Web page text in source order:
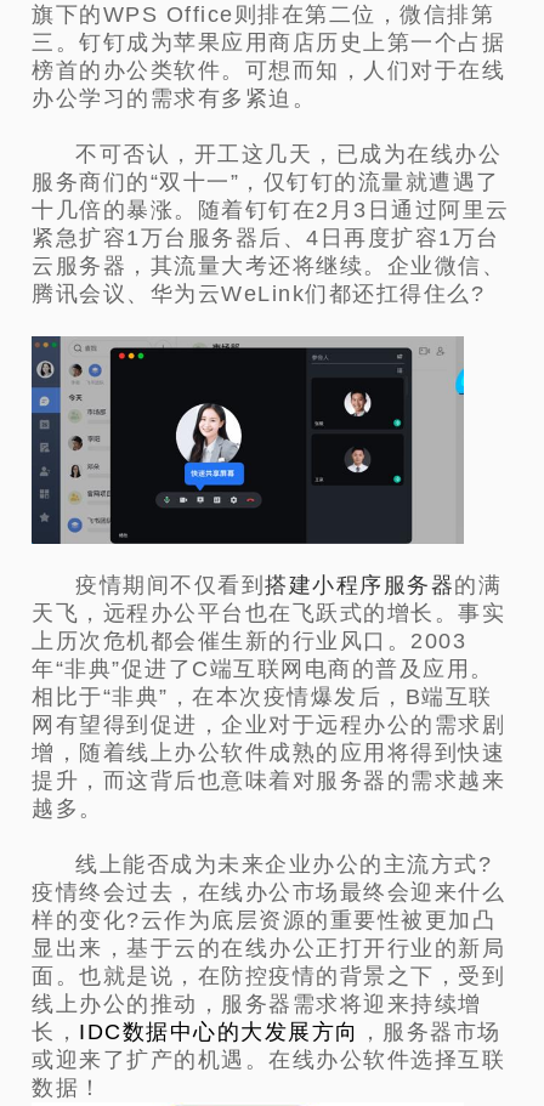
旗下的WPS Office则排在第二位，微信排第
三。钉钉成为苹果应用商店历史上第一个占据
榜首的办公类软件。可想而知，人们对于在线
办公学习的需求有多紧迫。
不可否认，开工这几天，已成为在线办公
服务商们的“双十一”，仅钉钉的流量就遭遇了
十几倍的暴涨。随着钉钉在2月3日通过阿里云
紧急扩容1万台服务器后、4日再度扩容1万台
云服务器，其流量大考还将继续。企业微信、
腾讯会议、华为云WeLink们都还扛得住么?
疫情期间不仅看到搭建小程序服务器的满
天飞，远程办公平台也在飞跃式的增长。事实
上历次危机都会催生新的行业风口。2003
年“非典”促进了C端互联网电商的普及应用。
相比于“非典”，在本次疫情爆发后，B端互联
网有望得到促进，企业对于远程办公的需求剧
增，随着线上办公软件成熟的应用将得到快速
提升 ，而这背后也意味着对服务器的需求越来
越多。
线上能否成为未来企业办公的主流方式?
疫情终会过去，在线办公市场最终会迎来什么
样的变化?云作为底层资源的重要性被更加凸
显出来，基于云的在线办公正打开行业的新局
面。也就是说，在防控疫情的背景之下，受到
线上办公的推动，服务器需求将迎来持续增
长， IDC数据中心的大发展方向
，服务器市场
或迎来了扩产的机遇。在线办公软件选择互联
数据！